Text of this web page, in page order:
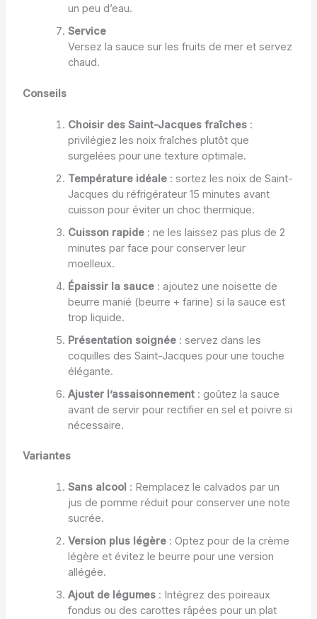
un peu d’eau.
Service
Versez la sauce sur les fruits de mer et servez
chaud.
Conseils
Choisir des Saint-Jacques fraîches:
privilégiez les noix fraîches plutôt que
surgelées pour une texture optimale.
Température idéale: sortez les noix de Saint-
Jacques du réfrigérateur 15 minutes avant
cuisson pour éviter un choc thermique.
Cuisson rapide: ne les laissez pas plus de 2
minutes par face pour conserver leur
moelleux.
Épaissir la sauce: ajoutez une noisette de
beurre manié (beurre + farine) si la sauce est
trop liquide.
Présentation soignée: servez dans les
coquilles des Saint-Jacques pour une touche
élégante.
Ajuster l’assaisonnement: goûtez la sauce
avant de servir pour rectifier en sel et poivre si
nécessaire.
Variantes
Sans alcool : Remplacez le calvados par un
jus de pomme réduit pour conserver une note
sucrée.
Version plus légère: Optez pour de la crème
légère et évitez le beurre pour une version
allégée.
Ajout de légumes: Intégrez des poireaux
fondus ou des carottes râpées pour un plat